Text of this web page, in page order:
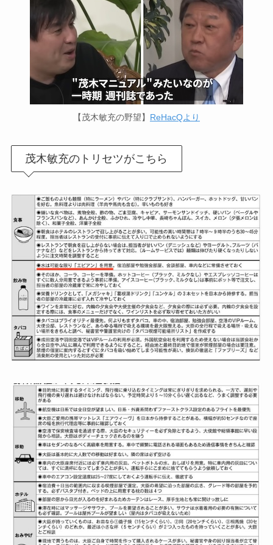
【茂木敏充の野望】 ReHacQより
茂木敏充のトリセツがこちら